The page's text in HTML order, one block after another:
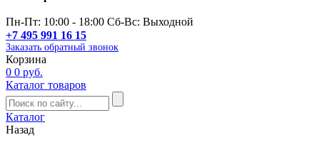
Пн-Пт: 10:00 - 18:00 Сб-Вс: Выходной
+7 495 991 16 15
Заказать обратный звонок
Корзина
0 0 руб.
Каталог товаров
Каталог
Назад